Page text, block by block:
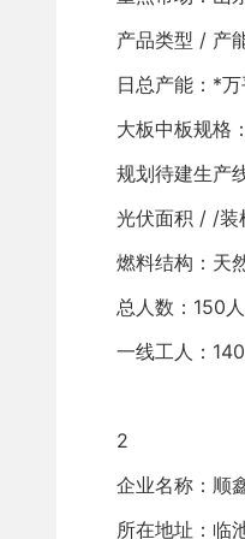
产品类型 / 产
日总产能：*
大板中板规格
规划待建生产
光伏面积 / /
燃料结构：天
总人数：150人
一线工人：
2
企业名称：顺
所在地址：临